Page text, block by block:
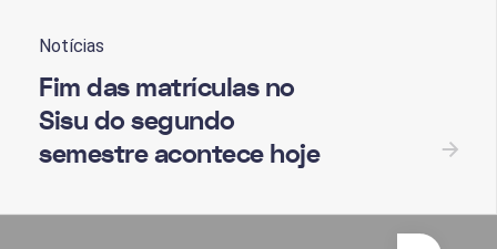
Notícias
Fim das matrículas no
Sisu do segundo
semestre acontece hoje